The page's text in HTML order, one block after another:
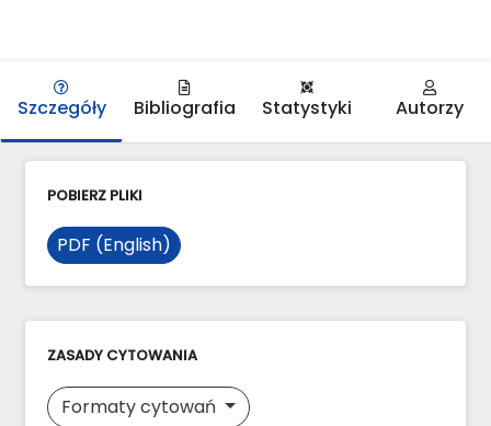
Szczegóły Bibliografia Statystyki Autorzy
POBIERZ PLIKI
PDF (English)
ZASADY CYTOWANIA
Formaty cytowań